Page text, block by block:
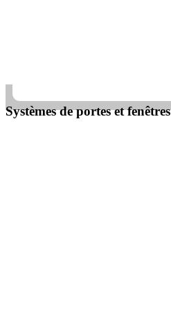
Systèmes de portes et fenêtres